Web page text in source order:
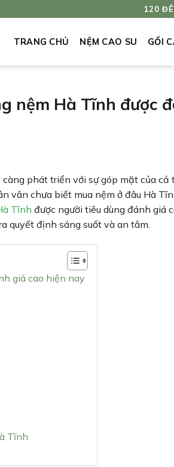
120
TRANG CHỦ NỆM CAO SU GỐI
nệm Hà Tĩnh được
phát triển với sự góp mặt của cả
vân chưa biết mua nệm ở đâu Hà
Tĩnh được người tiêu dùng đánh giá
quyết định sáng suốt và an tâm.
giá cao hiện nay
Tĩnh